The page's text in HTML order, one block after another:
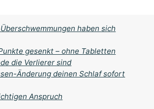
haben sich
gesenkt – ohne Tabletten
die Verlierer sind
Änderung deinen Schlaf sofort
Anspruch